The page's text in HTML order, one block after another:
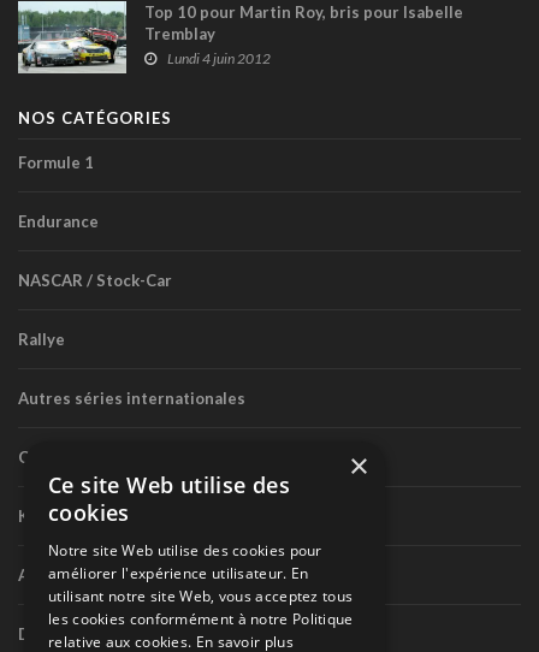
Top 10 pour Martin Roy, bris pour Isabelle
Tremblay
Lundi 4 juin 2012
NOS CATÉGORIES
Formule 1
Endurance
NASCAR / Stock-Car
Rallye
Autres séries internationales
Circuit routier canadien
Karting
Autres séries nationales
Divers
×
Ce site Web utilise des
cookies
Notre site Web utilise des cookies pour
améliorer l'expérience utilisateur. En
utilisant notre site Web, vous acceptez tous
les cookies conformément à notre Politique
relative aux cookies. En savoir plus